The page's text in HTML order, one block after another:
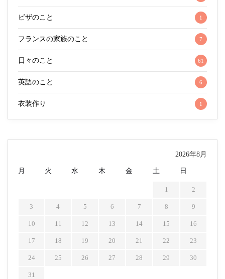
ビザのこと 1
フランスの家族のこと 7
日々のこと 61
英語のこと 6
衣装作り 1
2026年8月
月 火 水 木 金 土 日
1 2
3 4 5 6 7 8 9
10 11 12 13 14 15 16
17 18 19 20 21 22 23
24 25 26 27 28 29 30
31